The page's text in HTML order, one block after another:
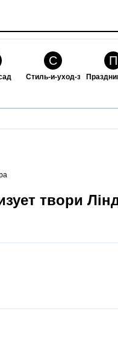
С
Стиль-и-уход-за-собой
П
твори